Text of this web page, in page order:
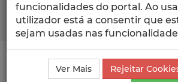
Search Button
Ciência_Iscte Autores Inês
funcionalidades do portal. Ao
utilizador está a consentir que
sejam usadas nas
Ver Mais
Rejeitar